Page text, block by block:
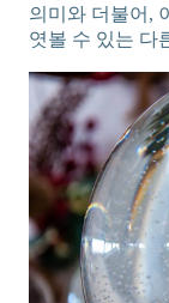
의미와 더불어,
엿볼 수 있는 다